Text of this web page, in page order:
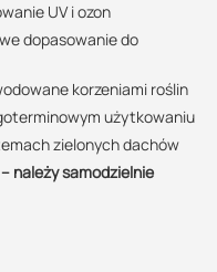
UV i ozon
dopasowanie do
korzeniami roślin
użytkowaniu
zielonych dachów
należy samodzielnie